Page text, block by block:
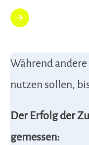
Während
nutzen sollen,
Der Erfolg der
gemessen: